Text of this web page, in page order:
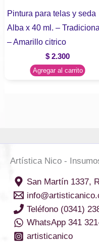
Pintura para telas y seda
Alba x 40 ml. –
– Amarillo citrico
$ 2.300
Agregar al carrito
Artística Nico -
San Martín 1337,
Teléfono (0341)
WhatsApp 341
artisticanico